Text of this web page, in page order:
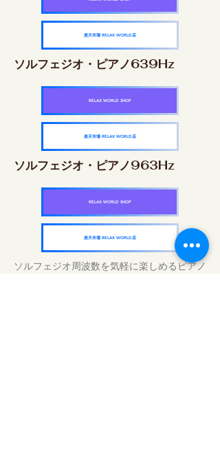
楽天市場 RELAX WORLD店
ソルフェジオ・ピアノ639Hz
RELAX WORLD SHOP
楽天市場 RELAX WORLD店
ソルフェジオ・ピアノ963Hz
RELAX WORLD SHOP
楽天市場 RELAX WORLD店
ソルフェジオ周波数を気軽に楽しめるピアノ